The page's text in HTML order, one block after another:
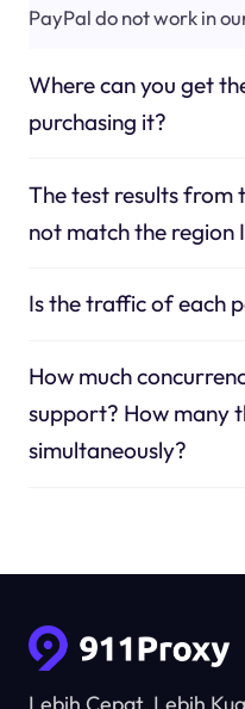
PayPal do not work in
Where can you get
purchasing it?
The test results from
not match the region
Is the traffic of each
How much
support? How many
simultaneously?
Lebih Cepat, Lebih